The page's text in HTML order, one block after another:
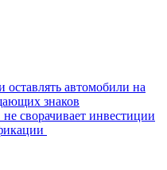
оставлять автомобили на
знаков
сворачивает инвестиции